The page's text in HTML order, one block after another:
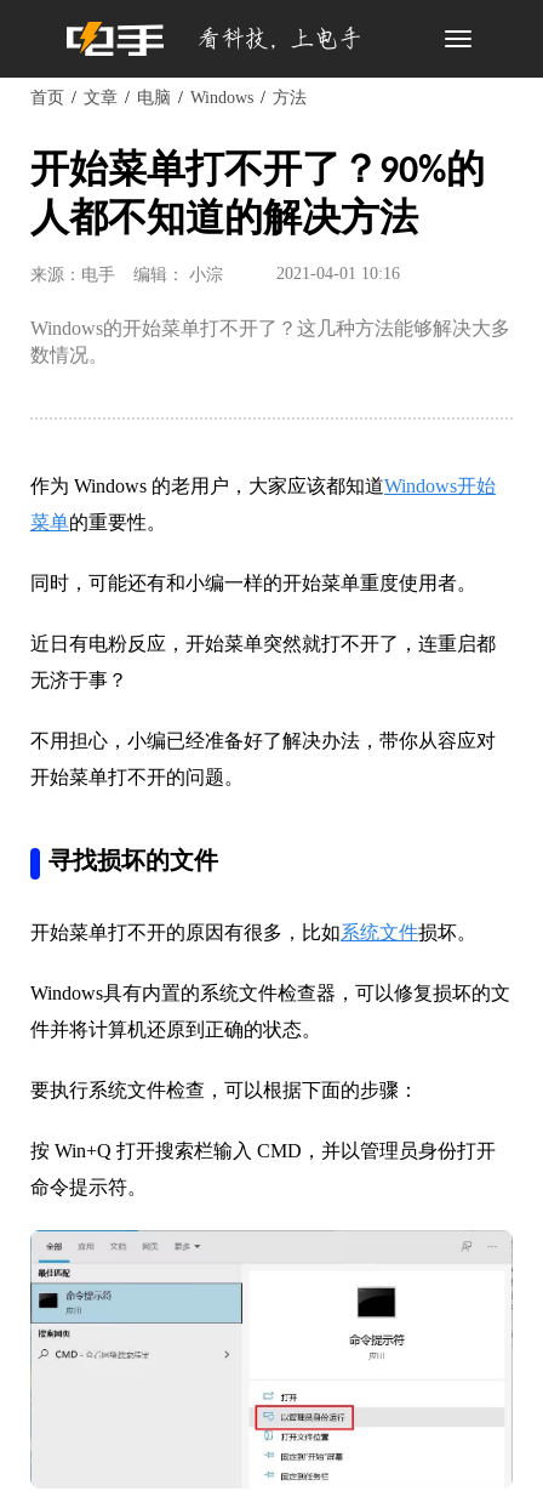
Toggle
首页 文章 电脑 Windows 方法
开始菜单打不开了？90%的
人都不知道的解决方法
来源：电手 编辑： 小淙 2021-04-01 10:16
Windows的开始菜单打不开了？这几种方法能够解决大多
数情况。
作为 Windows 的老用户，大家应该都知道Windows开始
菜单的重要性。
同时，可能还有和小编一样的开始菜单重度使用者。
近日有电粉反应，开始菜单突然就打不开了，连重启都
无济于事？
不用担心，小编已经准备好了解决办法，带你从容应对
开始菜单打不开的问题。
寻找损坏的文件
开始菜单打不开的原因有很多，比如系统文件损坏。
Windows具有内置的系统文件检查器，可以修复损坏的文
件并将计算机还原到正确的状态。
要执行系统文件检查，可以根据下面的步骤：
按 Win+Q 打开搜索栏输入 CMD，并以管理员身份打开
命令提示符。